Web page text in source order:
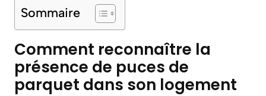
Sommaire
Comment reconnaître la
présence de puces de
parquet dans son logement